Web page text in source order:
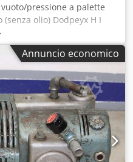
pressione a palette
olio) Dodpeyx H I
e vuoto Becker DVT
- N. di serie: D 2760035
m³/h Potenza a 50 Hz: 5,5
dB(A) Peso: circa 95 kg
- MS Zoom -
a
consegna - Possibilità di
Annuncio economico